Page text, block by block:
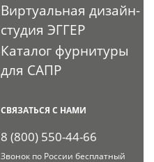
Виртуальная дизайн-
студия ЭГГЕР
Каталог фурнитуры
для САПР
СВЯЗАТЬСЯ С НАМИ
8 (800) 550-44-66
Звонок по России бесплатный